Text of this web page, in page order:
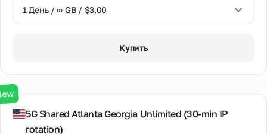
1 День / ∞ GB / $3.00
30 Дней / ∞ GB / $50.00
Купить
5G Shared Atlanta Georgia Unlimited (30‑min IP
rotation)